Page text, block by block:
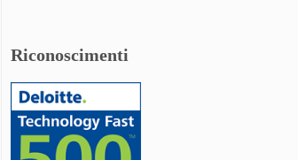
Riconoscimenti